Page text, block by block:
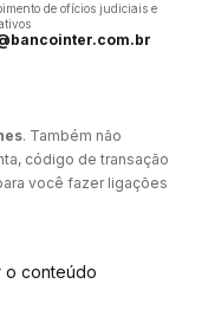
de ofícios judiciais e
. Também não
código de transação
você fazer ligações
o conteúdo